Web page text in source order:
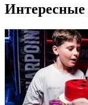
Интересные